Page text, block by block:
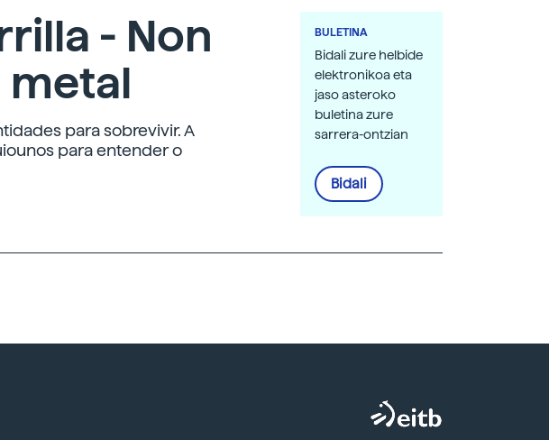
- Non
metal
para sobrevivir. A
para entender o
BULETINA
Bidali zure helbide
elektronikoa eta
jaso asteroko
buletina zure
sarrera-ontzian
Bidali